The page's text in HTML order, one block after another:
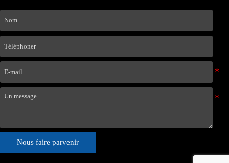
Nous faire parvenir